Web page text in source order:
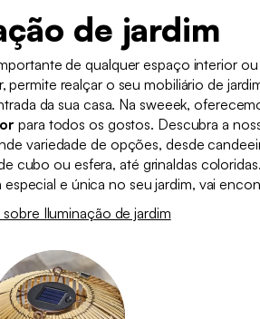
de jardim
de qualquer espaço interior ou
permite realçar o seu mobiliário de
da sua casa. Na sweeek,
para todos os gostos. Descubra a
variedade de opções, desde
cubo ou esfera, até grinaldas
e única no seu jardim, vai
sobre Iluminação de jardim